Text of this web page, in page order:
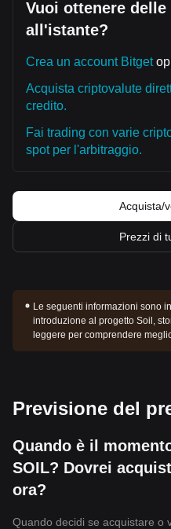
Vuoi ottenere
all'istante?
Crea un account Bitget
Acquista criptovalute
credito.
Fai trading con varie
spot per l'arbitraggio.
Acquista/
Prezzi di
Le seguenti informazioni sono
introduzione al progetto Soil,
leggere per comprendere
Previsione del
Quando è il
SOIL? Dovrei
ora?
Quando decidi se acquistare o